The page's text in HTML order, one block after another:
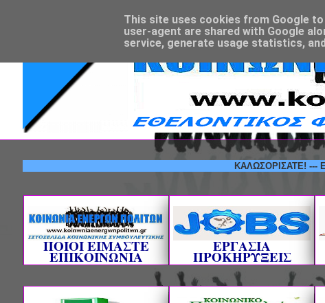
ΚΑΛΩΣΟΡΙΣΑΤΕ! ---
ΠΟΙΟΙ ΕΙΜΑΣΤΕ
ΕΠΙΚΟΙΝΩΝΙΑ
ΕΡΓΑΣΙΑ
ΠΡΟΚΗΡΥΞΕΙΣ
This site uses cookies from Google
user-agent are shared with Google
service, generate usage statistics,